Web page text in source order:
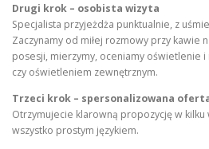
Drugi krok – osobista wizyta
Specjalista przyjeżdża punktualnie, z
Zaczynamy od miłej rozmowy przy kawie
posesji, mierzymy, oceniamy oświetlenie
czy oświetleniem zewnętrznym.
Trzeci krok – spersonalizowana
Otrzymujecie klarowną propozycję w kilku
wszystko prostym językiem.